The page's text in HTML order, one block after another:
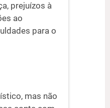
prejuízos à
ao
para o
mas não